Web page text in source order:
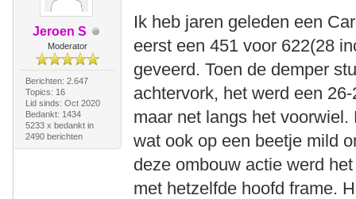
Jeroen S
Moderator
Berichten: 2.647
Topics: 16
Lid sinds: Oct 2020
Bedankt: 1434
5233 x bedankt in
2490 berichten
Ik heb jaren geleden een
eerst een 451 voor 622(28
geveerd. Toen de demper
achtervork, het werd een
maar net langs het
wat ook op een beetje mild
deze ombouw actie werd
met hetzelfde hoofd frame.